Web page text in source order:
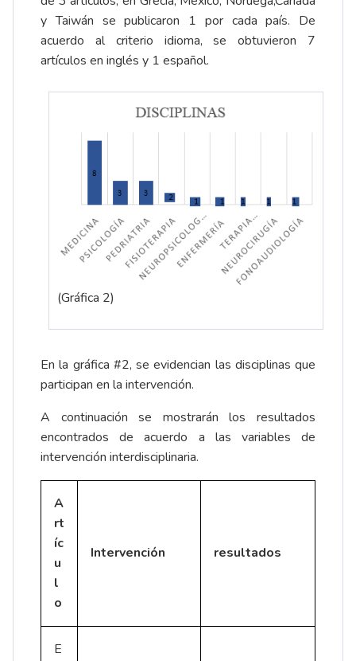
y Taiwán se publicaron 1 por cada país. De
acuerdo al criterio idioma, se obtuvieron 7
artículos en inglés y 1 español.
(Gráfica 2)
En la gráfica #2, se evidencian las disciplinas que
participan en la intervención.
A continuación se mostrarán los resultados
encontrados de acuerdo a las variables de
intervención interdisciplinaria.
A
rt
íc
u
l
o
Intervención resultados
E